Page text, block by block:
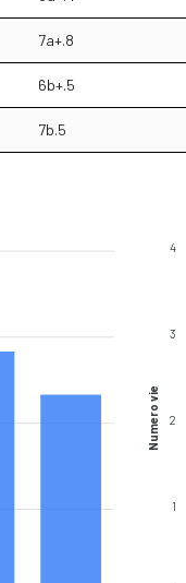
7a+.8
6b+.5
7b.5
4
3
2
1
Numero vie